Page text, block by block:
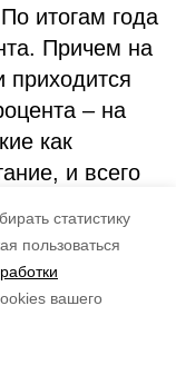
статистику
пользоваться
вашего
итогам года
Причем на
приходится
– на
как
и всего